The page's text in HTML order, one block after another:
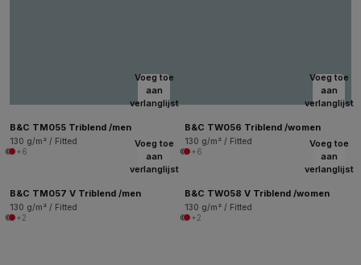
Voeg toe
aan
verlanglijst
B&C TM055 Triblend /men
130 g/m² / Fitted
+6
Voeg toe
aan
verlanglijst
B&C TW056 Triblend /women
130 g/m² / Fitted
+6
Voeg toe
aan
verlanglijst
B&C TM057 V Triblend /men
130 g/m² / Fitted
+2
Voeg toe
aan
verlanglijst
B&C TW058 V Triblend /women
130 g/m² / Fitted
+2